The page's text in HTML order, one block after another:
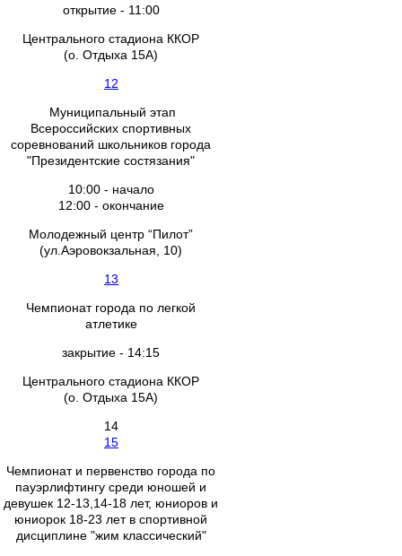
открытие - 11:00
Центрального стадиона ККОР
(о. Отдыха 15А)
12
Муниципальный этап
Всероссийских спортивных
соревнований школьников города
"Президентские состязания"
10:00 - начало
12:00 - окончание
Молодежный центр “Пилот”
(ул.Аэровокзальная, 10)
13
Чемпионат города по легкой
атлетике
закрытие - 14:15
Центрального стадиона ККОР
(о. Отдыха 15А)
14
15
Чемпионат и первенство города по
пауэрлифтингу cреди юношей и
девушек 12-13,14-18 лет, юниоров и
юниорок 18-23 лет в спортивной
дисциплине "жим классический"